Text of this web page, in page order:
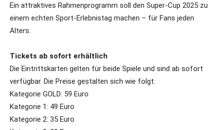
Ein attraktives Rahmenprogramm soll den Super-Cup 2025 zu
einem echten Sport-Erlebnistag machen – für Fans jeden
Alters.
Tickets ab sofort erhältlich
Die Eintrittskarten gelten für beide Spiele und sind ab sofort
verfügbar. Die Preise gestalten sich wie folgt:
Kategorie GOLD: 59 Euro
Kategorie 1: 49 Euro
Kategorie 2: 35 Euro